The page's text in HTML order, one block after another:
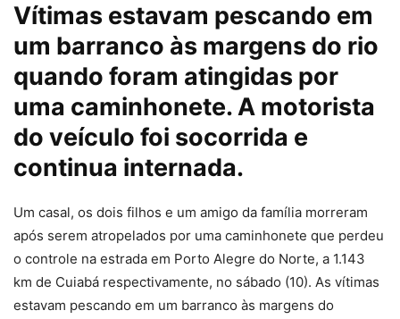
Vítimas estavam pescando em
um barranco às margens do rio
quando foram atingidas por
uma caminhonete. A motorista
do veículo foi socorrida e
continua internada.
Um casal, os dois filhos e um amigo da família morreram
após serem atropelados por uma caminhonete que perdeu
o controle na estrada em Porto Alegre do Norte, a 1.143
km de Cuiabá respectivamente, no sábado (10). As vítimas
estavam pescando em um barranco às margens do